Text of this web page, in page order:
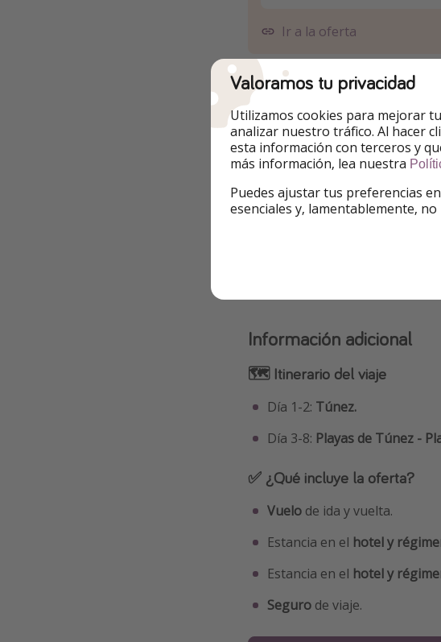
Ir a la oferta
Pasos para realizar una
Haz click en “Info y
Si quieres cambiar la
el calendario con todas las
Selecciona la que te
Información adicional
🗺 Itinerario del viaje
Día 1-2: Túnez.
Día 3-8: Playas de Túnez -
✅ ¿Qué incluye la oferta?
Vuelo de ida y vuelta.
Estancia en el hotel y
Estancia en el hotel y
Seguro de viaje.
Valoramos tu privacidad
Utilizamos cookies para mejorar
analizar nuestro tráfico. Al hacer
esta información con terceros y
más información, lea nuestra
Puedes ajustar tus preferencias
esenciales y, lamentablemente,